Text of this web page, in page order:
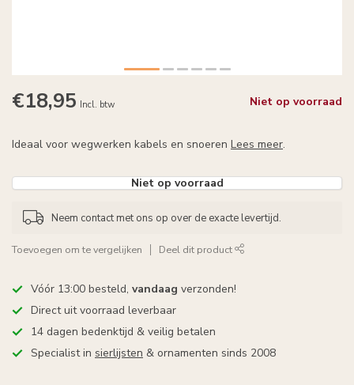
€18,95 Incl. btw Niet op voorraad
Ideaal voor wegwerken kabels en snoeren Lees meer.
Niet op voorraad
Neem contact met ons op over de exacte levertijd.
Toevoegen om te vergelijken Deel dit product
Vóór 13:00 besteld, vandaag verzonden!
Direct uit voorraad leverbaar
14 dagen bedenktijd & veilig betalen
Specialist in sierlijsten & ornamenten sinds 2008